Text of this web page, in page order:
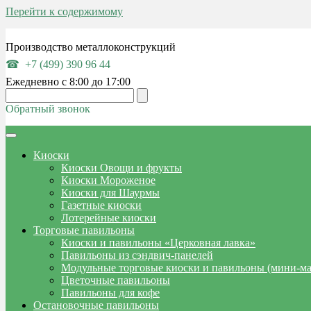
Перейти к содержимому
Производство металлоконструкций
+7 (499) 390 96 44
Ежедневно с 8:00 до 17:00
Обратный звонок
Киоски
Киоски Овощи и фрукты
Киоски Мороженое
Киоски для Шаурмы
Газетные киоски
Лотерейные киоски
Торговые павильоны
Киоски и павильоны «Церковная лавка»
Павильоны из сэндвич-панелей
Модульные торговые киоски и павильоны (мини-
Цветочные павильоны
Павильоны для кофе
Остановочные павильоны